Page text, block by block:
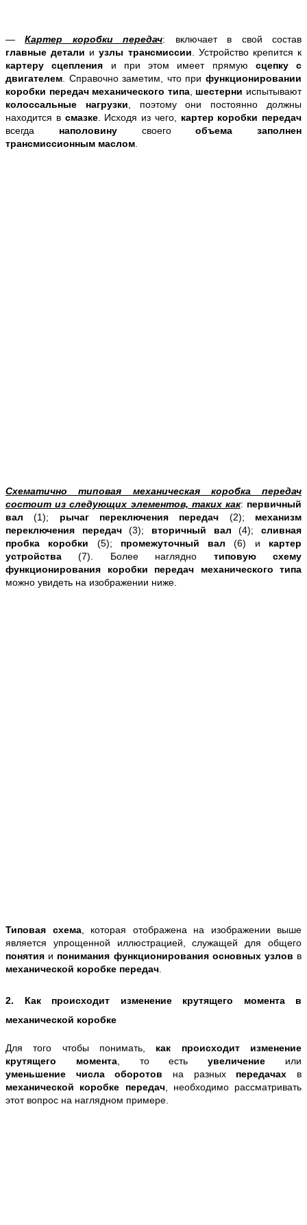
—Картер коробки передач: включает в свой состав
главныедетали иузлы трансмиссии . Устройство крепится к
картеру сцепления и при этом имеет прямую сцепку с
двигателем . Справочно заметим, что при функционировании
коробки передач механического типа, шестерни испытывают
колоссальные нагрузки , поэтому они постоянно должны
находится в смазке. Исходя из чего, картер коробки передач
всегда наполовину своегообъема заполнен
трансмиссионным маслом
Схематично типовая механическая коробка передач
состоит из следующих элементов, таких как: первичный
вал (1); рычаг переключения передач (2); механизм
переключения передач(3); вторичный вал (4);сливная
пробка коробки (5); промежуточный вал (6) и картер
устройства (7). Более наглядно типовую схему
функционирования коробки передач механического типа
можно увидеть на изображении ниже.
Типовая схема, которая отображена на изображении выше
является упрощенной иллюстрацией, служащей для общего
понятия и понимания функционирования основных узлов в
механической коробке передач
2. Как происходит изменение крутящего момента в
механической коробке
Для того чтобы понимать, как происходит изменение
крутящего момента, то естьувеличение или
уменьшение числа оборотов на разных передачах в
механической коробке передач, необходимо рассматривать
этот вопрос на наглядном примере.